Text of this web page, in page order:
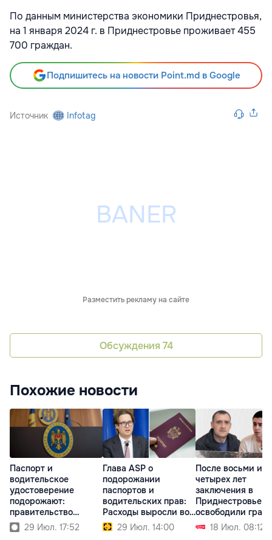
По данным министерства экономики Приднестровья,
на 1 января 2024 г. в Приднестровье проживает 455
700 граждан.
Подпишитесь на новости Point.md в Google
Источник Infotag
Разместить рекламу на сайте
Обсуждения 74
Похожие новости
Паспорт и
водительское
удостоверение
подорожают:
правительство
утвердило новые
тарифы
29 Июл. 17:52
Глава ASP о
подорожании
паспортов и
водительских прав:
Расходы выросли во
всем мире
29 Июл. 14:00
После восьми и
четырех лет
заключения в
Приднестровье
освободили
Молдовы
18 Июл. 08:12